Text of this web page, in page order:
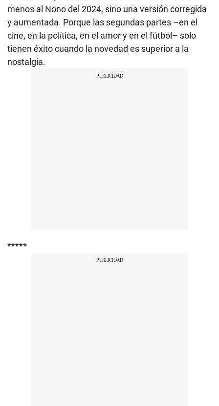
menos al Nono del 2024, sino una versión corregida
y aumentada. Porque las segundas partes –en el
cine, en la política, en el amor y en el fútbol– solo
tienen éxito cuando la novedad es superior a la
nostalgia.
*****